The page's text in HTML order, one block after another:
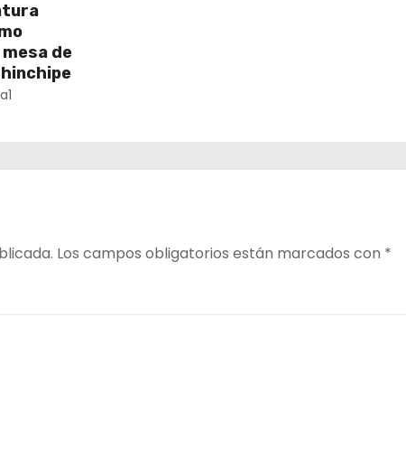
de
Los campos obligatorios están marcados con *